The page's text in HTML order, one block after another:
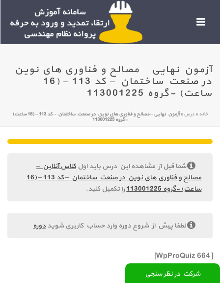
آزمون نهایی – مصالح و فناوری های نوین
در صنعت ساختمان – کد 113 – (16
ساعت) -گروه 113001225
خانه » درس » آزمون نهایی – مصالح و فناوری های نوین در صنعت ساختمان – کد 113 – (16 ساعت)
-گروه 113001225
شرکت در نظر سنجی
شما قبل از مشاهده این درس باید اولکلاس آنلاین –
مصالح و فناوری های نوین در صنعت ساختمان – کد 113 – (16
ساعت) -گروه 113001225
را تکمیل کنید.
لطفا پیش از شروع دوره وارد حساب کاربری شویددوره
[WpProQuiz 664]